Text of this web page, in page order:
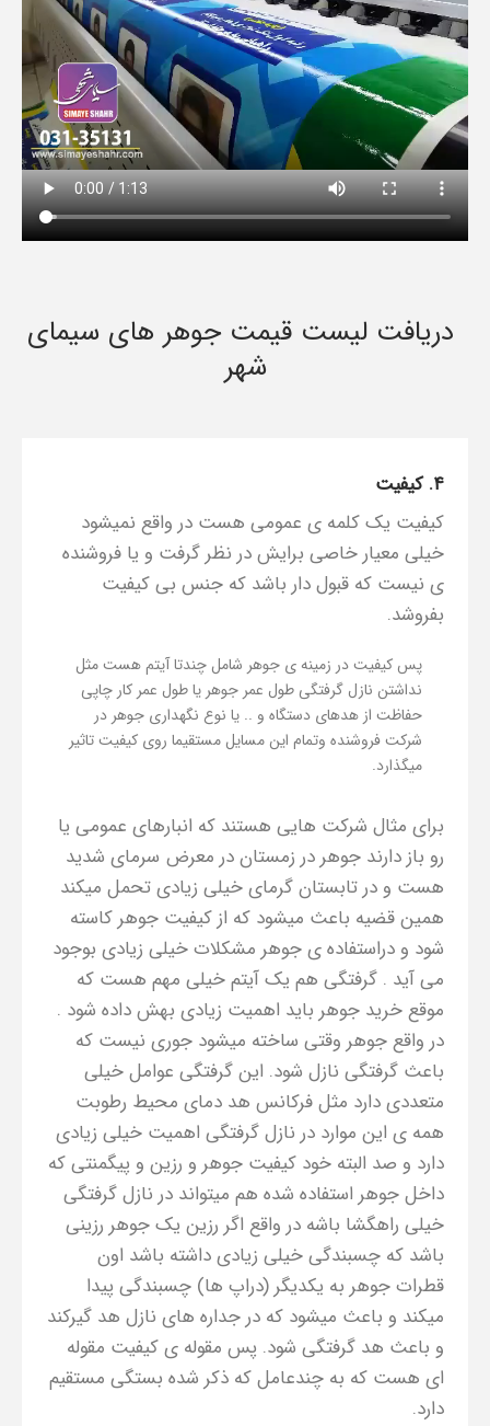
دریافت لیست قیمت جوهر های سیمای
شهر
۴. کیفیت
کیفیت یک کلمه ی عمومی هست در واقع نمیشود
خیلی معیار خاصی برایش در نظر گرفت و یا فروشنده
ی نیست که قبول دار باشد که جنس بی کیفیت
بفروشد.
پس کیفیت در زمینه ی جوهر شامل چندتا آیتم هست مثل
نداشتن نازل گرفتگی طول عمر جوهر یا طول عمر کار چاپی
حفاظت از هدهای دستگاه و .. یا نوع نگهداری جوهر در
شرکت فروشنده وتمام این مسایل مستقیما روی کیفیت تاثیر
میگذارد.
برای مثال شرکت هایی هستند که انبارهای عمومی یا
رو باز دارند جوهر در زمستان در معرض سرمای شدید
هست و در تابستان گرمای خیلی زیادی تحمل میکند
همین قضیه باعث میشود که از کیفیت جوهر کاسته
شود و دراستفاده ی جوهر مشکلات خیلی زیادی بوجود
می آید . گرفتگی هم یک آیتم خیلی مهم هست که
موقع خرید جوهر باید اهمیت زیادی بهش داده شود .
در واقع جوهر وقتی ساخته میشود جوری نیست که
باعث گرفتگی نازل شود. این گرفتگی عوامل خیلی
متعددی دارد مثل فرکانس هد دمای محیط رطوبت
همه ی این موارد در نازل گرفتگی اهمیت خیلی زیادی
دارد و صد البته خود کیفیت جوهر و رزین و پیگمنتی که
داخل جوهر استفاده شده هم میتواند در نازل گرفتگی
خیلی راهگشا باشه در واقع اگر رزین یک جوهر رزینی
باشد که چسبندگی خیلی زیادی داشته باشد اون
قطرات جوهر به یکدیگر (دراپ ها) چسبندگی پیدا
میکند و باعث میشود که در جداره های نازل هد گیرکند
و باعث هد گرفتگی شود. پس مقوله ی کیفیت مقوله
ای هست که به چندعامل که ذکر شده بستگی مستقیم
دارد.